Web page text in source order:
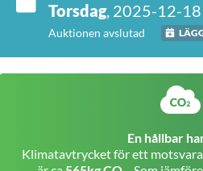
Torsdag, 2025-12-
Auktionen avslutad
En hållbar
Klimatavtrycket för ett